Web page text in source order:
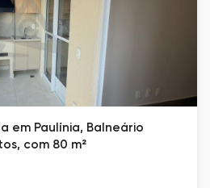
em Paulínia, Balneário
com 80 m²